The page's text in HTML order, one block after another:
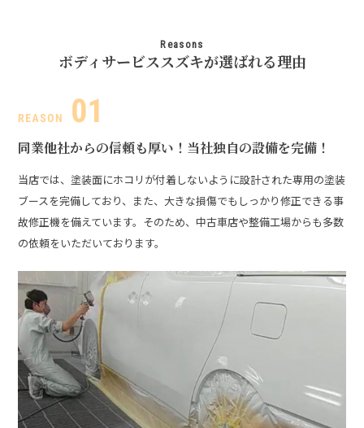
Reasons
ボディサービススズキが選ばれる理由
同業他社からの信頼も厚い！ 当社独自の設備を完備！
当店では、塗装面にホコリが付着しないように設計された専用の塗装
ブースを完備しており、また、大きな損傷でもしっかり修正できる事
故修正機を備えています。そのため、中古車店や整備工場からも多数
の依頼をいただいております。